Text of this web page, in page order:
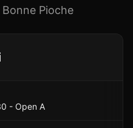
Pioche
- Open A